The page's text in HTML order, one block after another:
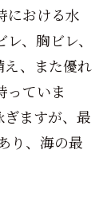
における水
、胸ビレ、
、また優れ
っていま
ますが、最
り、海の最